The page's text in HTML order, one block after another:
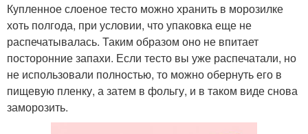
Купленное слоеное тесто можно хранить в морозилке
хоть полгода, при условии, что упаковка еще не
распечатывалась. Таким образом оно не впитает
посторонние запахи. Если тесто вы уже распечатали, но
не использовали полностью, то можно обернуть его в
пищевую пленку, а затем в фольгу, и в таком виде снова
заморозить.